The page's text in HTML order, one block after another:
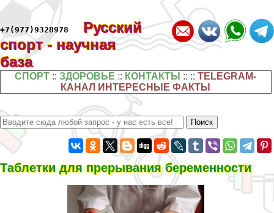
+7(977)9328978
Русский
спорт - научная
база
СПОРТ ::ЗДОРОВЬЕ :: КОНТАКТЫ :: ::TELEGRAM-
КАНАЛ ИНТЕРЕСНЫЕ ФАКТЫ
Таблетки для прерывания беременности